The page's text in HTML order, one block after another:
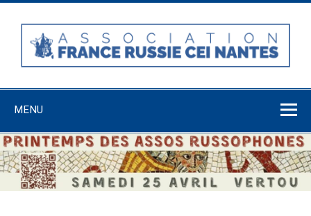
Skip
content
France-Russie-
CEI Nantes
MENU